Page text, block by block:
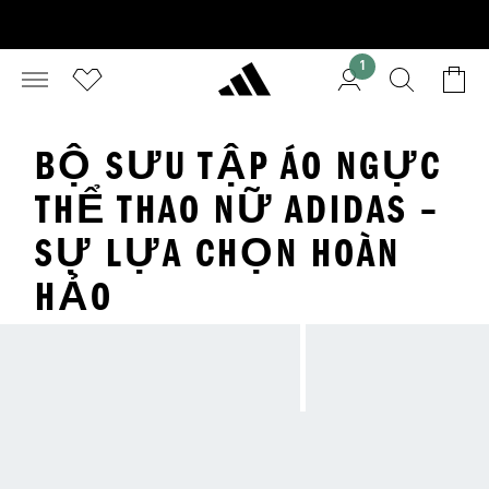
1
BỘ SƯU TẬP ÁO NGỰC
THỂ THAO NỮ ADIDAS –
SỰ LỰA CHỌN HOÀN
HẢO